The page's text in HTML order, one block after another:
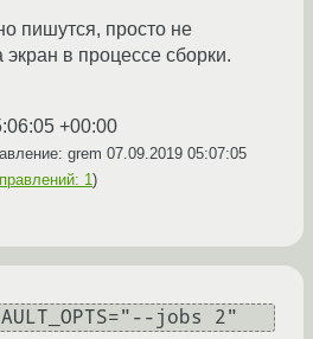
пишутся, просто не
в процессе сборки.
+00:00
grem 07.09.2019 05:07:05
1)
jobs 2"